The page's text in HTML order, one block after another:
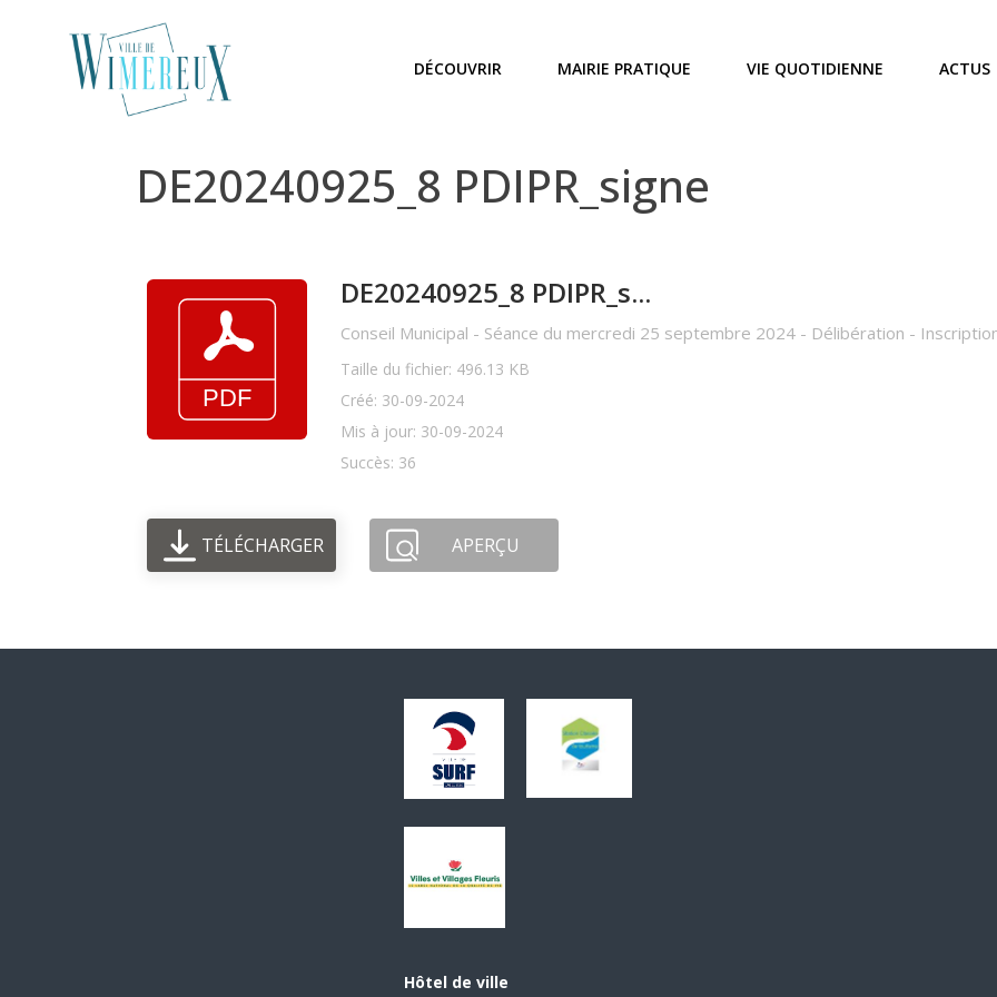
DÉCOUVRIR MAIRIE PRATIQUE VIE QUOTIDIENNE ACTUS
DE20240925_8 PDIPR_signe
DE20240925_8 PDIPR_s...
Conseil Municipal - Séance du mercredi 25 septembre 2024 - Délibération -
Taille du fichier: 496.13 KB
Créé: 30-09-2024
Mis à jour: 30-09-2024
Succès: 36
TÉLÉCHARGER APERÇU
Hôtel de ville